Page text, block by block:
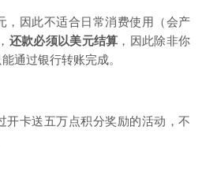
，因此不适合日常消费使用（会产
还款必须以美元结算 ，因此除非你
通过银行转账完成。
开卡送五万点积分奖励的活动，不